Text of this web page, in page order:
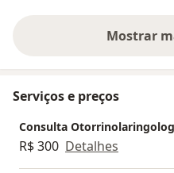
Mostrar
Serviços e preços
Consulta
R$ 300 Detalhes